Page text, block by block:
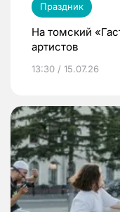
Праздник
На томский
артистов
13:30 / 15.07.26